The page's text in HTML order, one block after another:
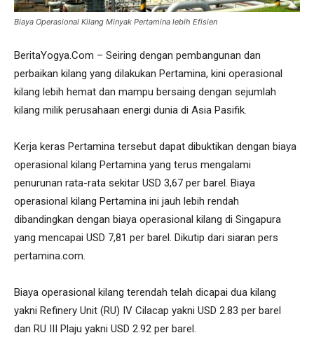
Biaya Operasional Kilang Minyak Pertamina lebih Efisien
BeritaYogya.Com – Seiring dengan pembangunan dan
perbaikan kilang yang dilakukan Pertamina, kini operasional
kilang lebih hemat dan mampu bersaing dengan sejumlah
kilang milik perusahaan energi dunia di Asia Pasifik.
Kerja keras Pertamina tersebut dapat dibuktikan dengan biaya
operasional kilang Pertamina yang terus mengalami
penurunan rata-rata sekitar USD 3,67 per barel. Biaya
operasional kilang Pertamina ini jauh lebih rendah
dibandingkan dengan biaya operasional kilang di Singapura
yang mencapai USD 7,81 per barel. Dikutip dari siaran pers
pertamina.com.
Biaya operasional kilang terendah telah dicapai dua kilang
yakni Refinery Unit (RU) IV Cilacap yakni USD 2.83 per barel
dan RU III Plaju yakni USD 2.92 per barel.